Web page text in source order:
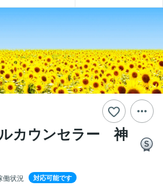
カウンセラー 神
働状況 対応可能です